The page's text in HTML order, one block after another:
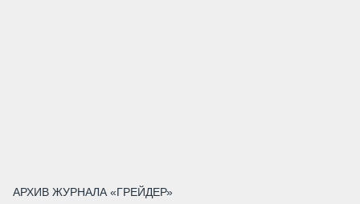
АРХИВ ЖУРНАЛА «ГРЕЙДЕР»